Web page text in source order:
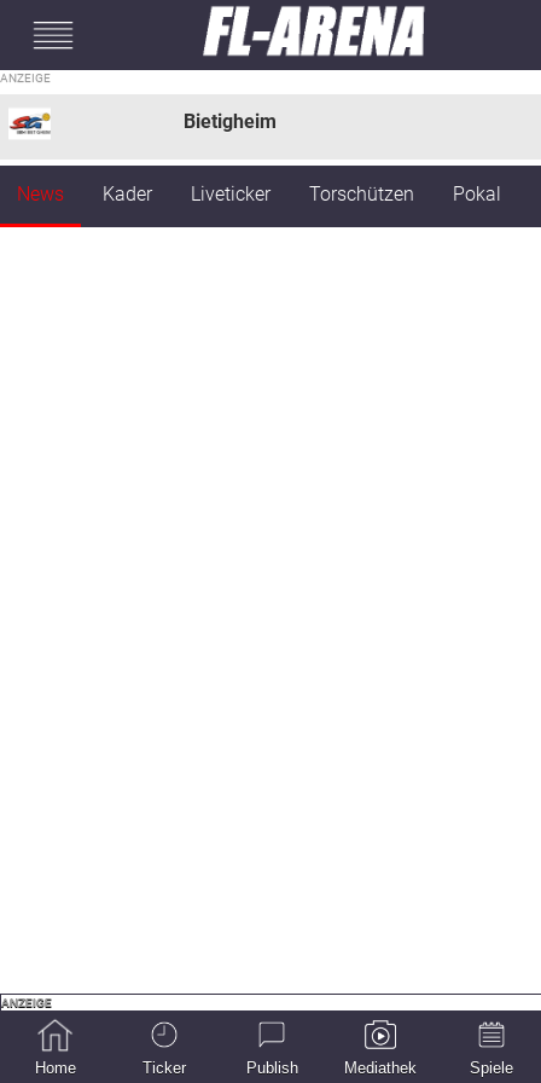
Bietigheim
News Kader Liveticker Torschützen Pokal
Home Ticker Publish Mediathek Spiele